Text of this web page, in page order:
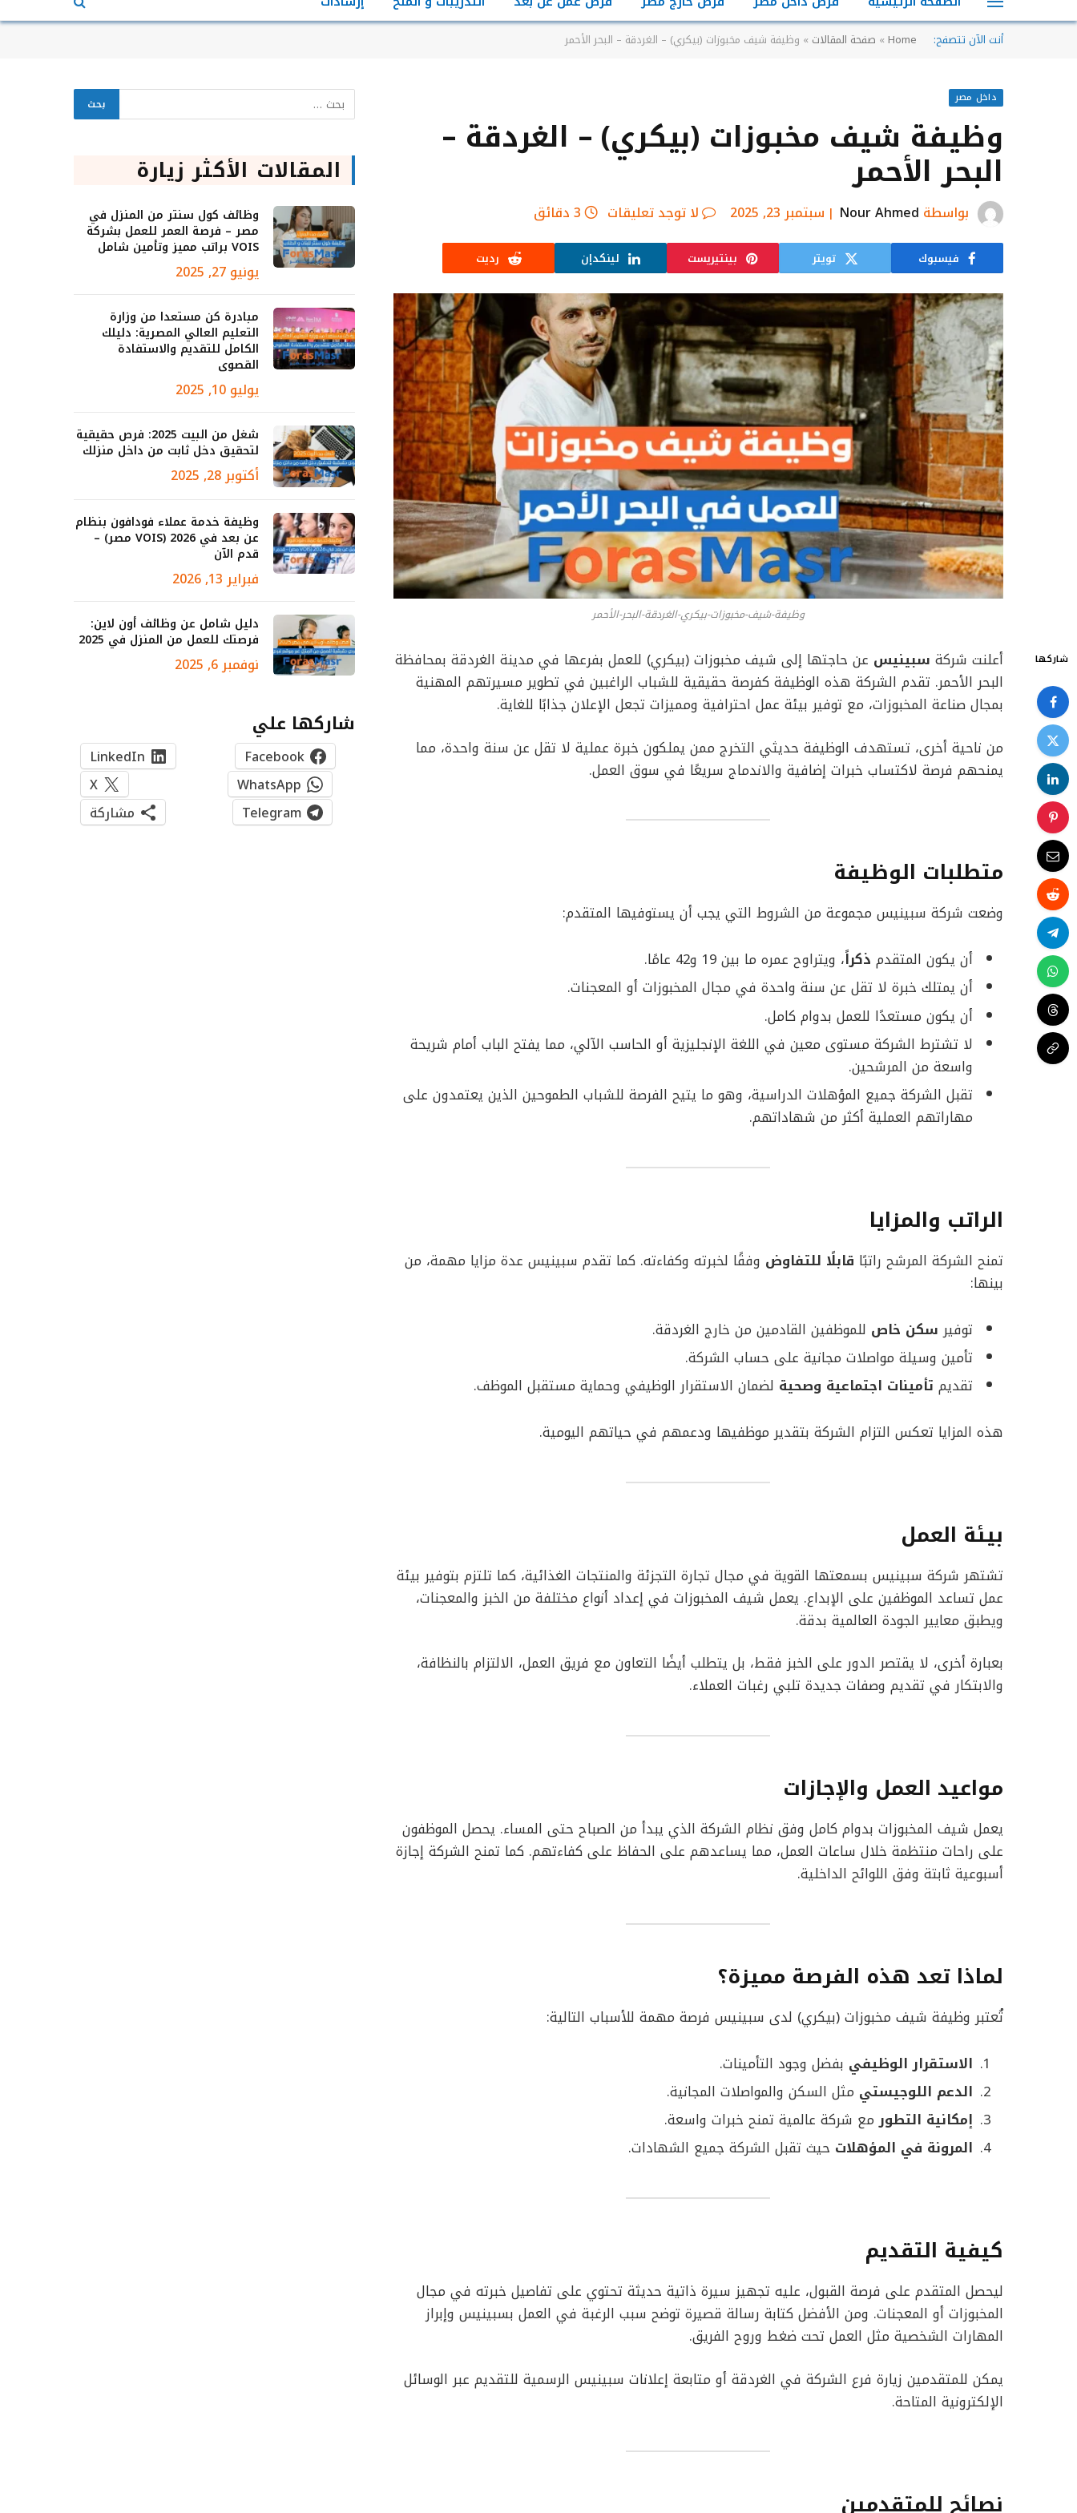
أنت الآن تتصفح: Home
» صفحة المقالات » وظيفة شيف مخبوزات (بيكري) – الغردقة – البحر الأحمر
داخل مصر
وظيفة شيف مخبوزات (بيكري) – الغردقة –
البحر الأحمر
بواسطة Nour Ahmed سبتمبر 23, 2025 لا توجد تعليقات 3 دقائق
فيسبوك تويتر بينتيريست لينكدإن رديت
وظيفة-شيف-مخبوزات-بيكري-الغردقة-البحر-الأحمر
شاركها أعلنت شركة سبينيس عن حاجتها إلى شيف مخبوزات (بيكري) للعمل بفرعها في مدينة الغردقة بمحافظة
البحر الأحمر. تقدم الشركة هذه الوظيفة كفرصة حقيقية للشباب الراغبين في تطوير مسيرتهم المهنية
بمجال صناعة المخبوزات، مع توفير بيئة عمل احترافية ومميزات تجعل الإعلان جذابًا للغاية.
من ناحية أخرى، تستهدف الوظيفة حديثي التخرج ممن يملكون خبرة عملية لا تقل عن سنة واحدة، مما
يمنحهم فرصة لاكتساب خبرات إضافية والاندماج سريعًا في سوق العمل.
متطلبات الوظيفة
وضعت شركة سبينيس مجموعة من الشروط التي يجب أن يستوفيها المتقدم:
أن يكون المتقدم ذكراً، ويتراوح عمره ما بين 19 و42 عامًا.
أن يمتلك خبرة لا تقل عن سنة واحدة في مجال المخبوزات أو المعجنات.
أن يكون مستعدًا للعمل بدوام كامل.
لا تشترط الشركة مستوى معين في اللغة الإنجليزية أو الحاسب الآلي، مما يفتح الباب أمام شريحة
واسعة من المرشحين.
تقبل الشركة جميع المؤهلات الدراسية، وهو ما يتيح الفرصة للشباب الطموحين الذين يعتمدون على
مهاراتهم العملية أكثر من شهاداتهم.
الراتب والمزايا
تمنح الشركة المرشح راتبًا قابلًا للتفاوض وفقًا لخبرته وكفاءته. كما تقدم سبينيس عدة مزايا مهمة، من
بينها:
توفير سكن خاص للموظفين القادمين من خارج الغردقة.
تأمين وسيلة مواصلات مجانية على حساب الشركة.
تقديم تأمينات اجتماعية وصحية لضمان الاستقرار الوظيفي وحماية مستقبل الموظف.
هذه المزايا تعكس التزام الشركة بتقدير موظفيها ودعمهم في حياتهم اليومية.
بيئة العمل
تشتهر شركة سبينيس بسمعتها القوية في مجال تجارة التجزئة والمنتجات الغذائية، كما تلتزم بتوفير بيئة
عمل تساعد الموظفين على الإبداع. يعمل شيف المخبوزات في إعداد أنواع مختلفة من الخبز والمعجنات،
ويطبق معايير الجودة العالمية بدقة.
بعبارة أخرى، لا يقتصر الدور على الخبز فقط، بل يتطلب أيضًا التعاون مع فريق العمل، الالتزام بالنظافة،
والابتكار في تقديم وصفات جديدة تلبي رغبات العملاء.
مواعيد العمل والإجازات
يعمل شيف المخبوزات بدوام كامل وفق نظام الشركة الذي يبدأ من الصباح حتى المساء. يحصل الموظفون
على راحات منتظمة خلال ساعات العمل، مما يساعدهم على الحفاظ على كفاءتهم. كما تمنح الشركة إجازة
أسبوعية ثابتة وفق اللوائح الداخلية.
لماذا تعد هذه الفرصة مميزة؟
تُعتبر وظيفة شيف مخبوزات (بيكري) لدى سبينيس فرصة مهمة للأسباب التالية:
الاستقرار الوظيفي بفضل وجود التأمينات.
الدعم اللوجيستي مثل السكن والمواصلات المجانية.
إمكانية التطورمع شركة عالمية تمنح خبرات واسعة.
المرونة في المؤهلات حيث تقبل الشركة جميع الشهادات.
كيفية التقديم
ليحصل المتقدم على فرصة القبول، عليه تجهيز سيرة ذاتية حديثة تحتوي على تفاصيل خبرته في مجال
المخبوزات أو المعجنات. ومن الأفضل كتابة رسالة قصيرة توضح سبب الرغبة في العمل بسبينيس وإبراز
المهارات الشخصية مثل العمل تحت ضغط وروح الفريق.
يمكن للمتقدمين زيارة فرع الشركة في الغردقة أو متابعة إعلانات سبينيس الرسمية للتقديم عبر الوسائل
الإلكترونية المتاحة.
نصائح للمتقدمين
المقالات الأكثر زيارة
وظائف كول سنتر من المنزل في
مصر – فرصة العمر للعمل بشركة
VOIS براتب مميز وتأمين شامل
يونيو 27, 2025
مبادرة كن مستعدا من وزارة
التعليم العالي المصرية: دليلك
الكامل للتقديم والاستفادة
القصوى
يوليو 10, 2025
شغل من البيت 2025: فرص حقيقية
لتحقيق دخل ثابت من داخل منزلك
أكتوبر 28, 2025
وظيفة خدمة عملاء فودافون بنظام
عن بعد في 2026 (VOIS مصر) –
قدم الآن
فبراير 13, 2026
دليل شامل عن وظائف أون لاين:
فرصتك للعمل من المنزل في 2025
نوفمبر 6, 2025
شاركها علي
Facebook
LinkedIn
WhatsApp
X
Telegram
مشاركة